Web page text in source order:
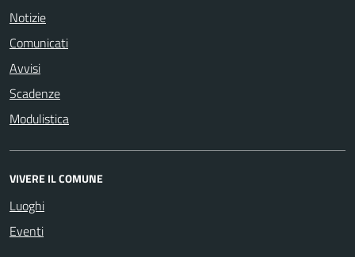
Notizie
Comunicati
Avvisi
Scadenze
Modulistica
VIVERE IL COMUNE
Luoghi
Eventi